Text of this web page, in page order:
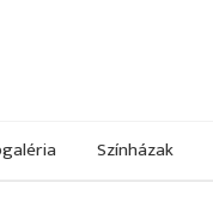
Színházak